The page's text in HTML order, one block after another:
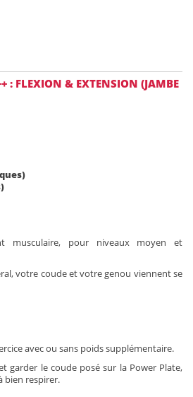
: FLEXION & EXTENSION (JAMBE
musculaire, pour niveaux moyen et
votre coude et votre genou viennent se
avec ou sans poids supplémentaire.
garder le coude posé sur la Power Plate,
bien respirer.